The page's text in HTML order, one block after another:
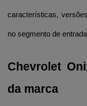
características,
no segmento de
Chevrolet
da marca